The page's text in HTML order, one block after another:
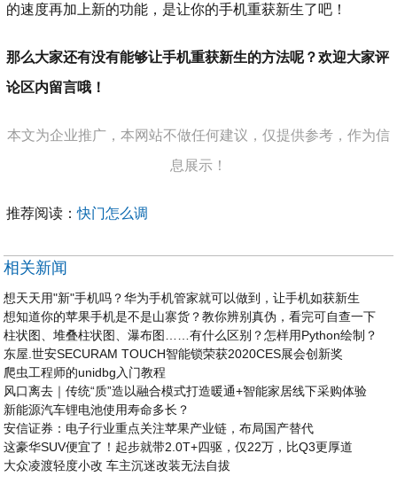
的速度再加上新的功能，是让你的手机重获新生了吧！
那么大家还有没有能够让手机重获新生的方法呢？欢迎大家评
论区内留言哦！
本文为企业推广，本网站不做任何建议，仅提供参考，作为信
息展示！
推荐阅读：快门怎么调
相关新闻
想天天用"新"手机吗？华为手机管家就可以做到，让手机如获新生
想知道你的苹果手机是不是山寨货？教你辨别真伪，看完可自查一下
柱状图、堆叠柱状图、瀑布图……有什么区别？怎样用Python绘制？
东屋.世安SECURAM TOUCH智能锁荣获2020CES展会创新奖
爬虫工程师的unidbg入门教程
风口离去｜传统“质”造以融合模式打造暖通+智能家居线下采购体验
新能源汽车锂电池使用寿命多长？
安信证券：电子行业重点关注苹果产业链，布局国产替代
这豪华SUV便宜了！起步就带2.0T+四驱，仅22万，比Q3更厚道
大众凌渡轻度小改 车主沉迷改装无法自拔